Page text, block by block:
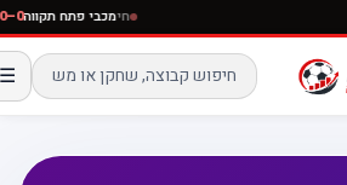
חימכבי פתח תקווה
☰